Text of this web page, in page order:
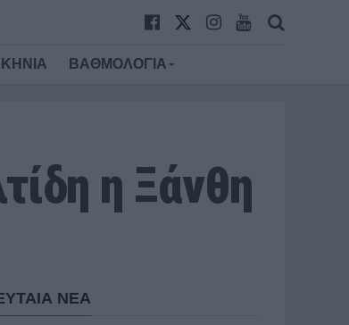
ΒΑΘΜΟΛΟΓΙΑ
η Ξάνθη
ΝΕΑ